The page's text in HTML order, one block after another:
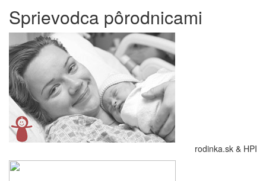
Sprievodca pôrodnicami
rodinka.sk & HPI